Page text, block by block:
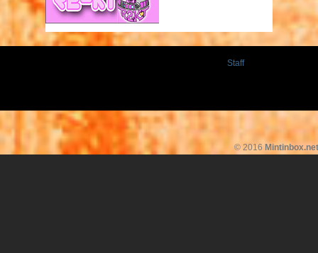
Staff
© 2016 Mintinbox.net